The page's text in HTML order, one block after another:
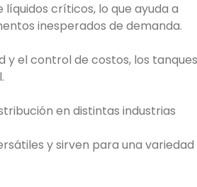
críticos, lo que ayuda a
inesperados de demanda.
y el control de costos, los
en distintas industrias
y sirven para una variedad